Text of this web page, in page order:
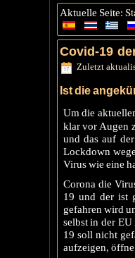
Aktuelle Seite:
Covid-19
Zuletzt
Ist die
Um die
klar vor Augen
und das auf
Lockdown
Virus wie eine
Corona die
19 und der ist
gefahren wird
selbst in der
19 soll nicht
aufzeigen,